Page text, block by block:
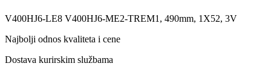
V400HJ6-LE8 V400HJ6-ME2-TREM1, 490mm, 1X52, 3V
Najbolji odnos kvaliteta i cene
Dostava kurirskim službama